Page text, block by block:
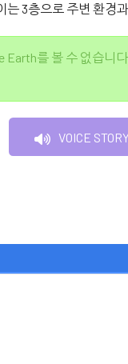
3층으로 주변 환경
Earth를 볼 수 없습니
VOICE